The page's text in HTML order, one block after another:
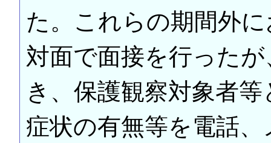
た。これらの期間外
対面で面接を行った
き、保護観察対象者
症状の有無等を電話